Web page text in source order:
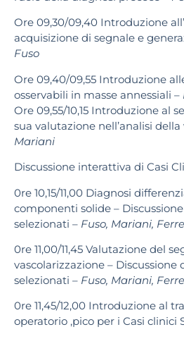
Ore 09,30/09,40 Introduzione
acquisizione di segnale e
Fuso
Ore 09,40/09,55 Introduzione
osservabili in masse annessiali –
Ore 09,55/10,15 Introduzione al
sua valutazione nell’analisi della
Mariani
Discussione interattiva di Casi
0re 10,15/11,00 Diagnosi
componenti solide –
selezionati – Fuso, Mariani,
0re 11,00/11,45 Valutazione del
vascolarizzazione – Discussione
selezionati – Fuso, Mariani,
0re 11,45/12,00 Introduzione al
operatorio ,pico per i Casi clinici